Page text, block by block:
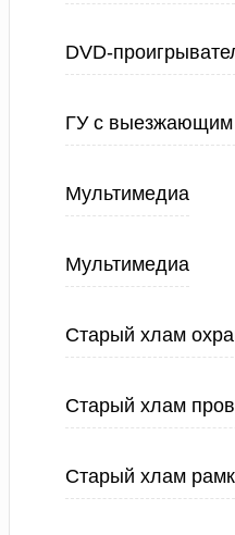
DVD-
ГУ с выезжающим
Мультимедиа
Мультимедиа
Старый хлам
Старый хлам
Старый хлам